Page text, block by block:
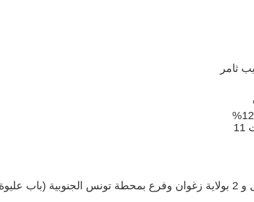
شارع الحبيب ثامر
47%
مساهمات الخواص و 53 % مساهمات الدولة منها 12%
مساهمات المجلس الجهوي بنابل و 41% مساهمات 11